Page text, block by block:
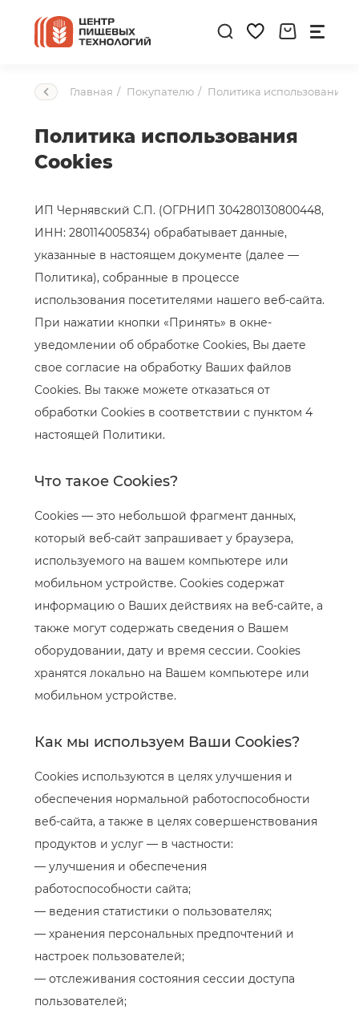
Главная Покупателю Политика использования
Политика использования
Cookies
ИП Чернявский С.П. (ОГРНИП 304280130800448,
ИНН: 280114005834) обрабатывает данные,
указанные в настоящем документе (далее —
Политика), собранные в процессе
использования посетителями нашего веб-сайта.
При нажатии кнопки «Принять» в окне-
уведомлении об обработке Cookies, Вы даете
свое согласие на обработку Ваших файлов
Cookies. Вы также можете отказаться от
обработки Cookies в соответствии с пунктом 4
настоящей Политики.
Что такое Cookies?
Сookies — это небольшой фрагмент данных,
который веб-сайт запрашивает у браузера,
используемого на вашем компьютере или
мобильном устройстве. Cookies содержат
информацию о Ваших действиях на веб-сайте, а
также могут содержать сведения о Вашем
оборудовании, дату и время сессии. Cookies
хранятся локально на Вашем компьютере или
мобильном устройстве.
Как мы используем Ваши Cookies?
Cookies используются в целях улучшения и
обеспечения нормальной работоспособности
веб-сайта, а также в целях совершенствования
продуктов и услуг — в частности:
— улучшения и обеспечения
работоспособности сайта;
— ведения статистики о пользователях;
— хранения персональных предпочтений и
настроек пользователей;
— отслеживания состояния сессии доступа
пользователей;